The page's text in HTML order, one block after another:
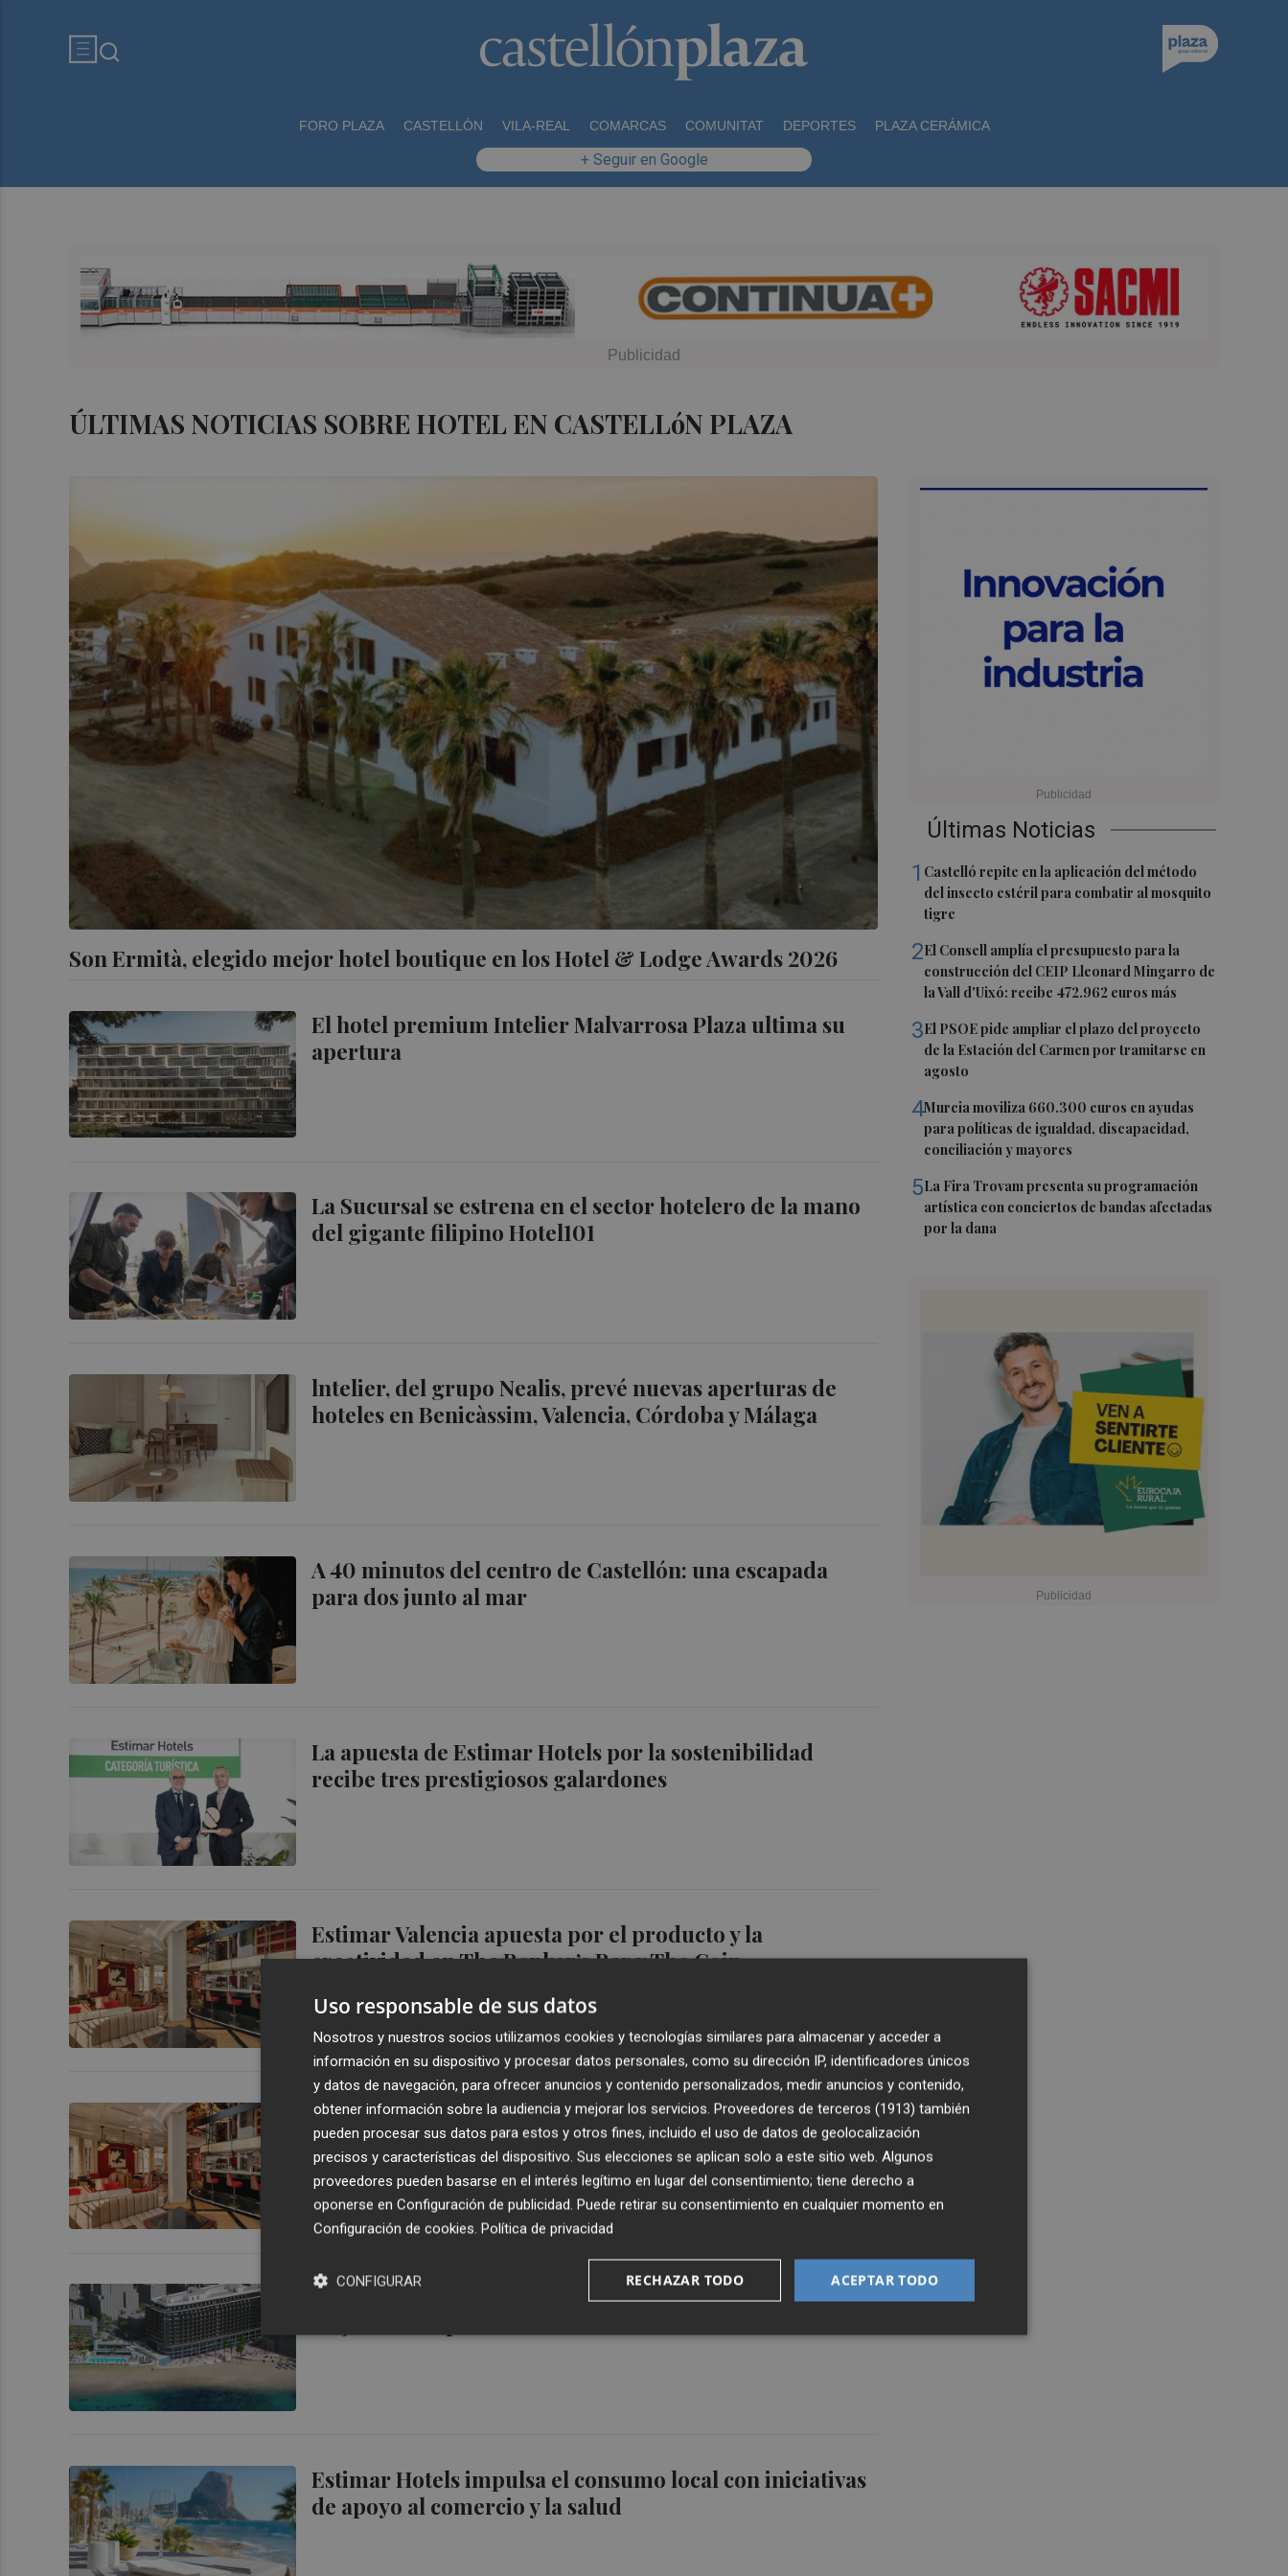
FORO PLAZA CASTELLÓN VILA-REAL COMARCAS COMUNITAT DEPORTES PLAZA CERÁMICA
+ Seguir en Google
ÚLTIMAS NOTICIAS SOBRE HOTEL EN CASTELLóN PLAZA
Son Ermità, elegido mejor hotel boutique en los Hotel & Lodge Awards 2026
El hotel premium Intelier Malvarrosa Plaza ultima su
apertura
La Sucursal se estrena en el sector hotelero de la mano
del gigante filipino Hotel101
lntelier, del grupo Nealis, prevé nuevas aperturas de
hoteles en Benicàssim, Valencia, Córdoba y Málaga
A 40 minutos del centro de Castellón: una escapada
para dos junto al mar
La apuesta de Estimar Hotels por la sostenibilidad
recibe tres prestigiosos galardones
Estimar Valencia apuesta por el producto y la
creatividad en The Banker’s Bar y The Coin
Estimar Valencia, el primer hotel urbano de Estimar
Hotels, abre sus puertas en pleno centro valenciano
Estimar Hotels se alía con 'startups' tecnológicas para
Estimar Hotels impulsa el consumo local con iniciativas
de apoyo al comercio y la salud
Últimas Noticias
1 Castelló repite en la aplicación del método
del insecto estéril para combatir al mosquito
tigre
2El Consell amplía el presupuesto para la
construcción del CEIP Lleonard Mingarro de
la Vall d'Uixó: recibe 472.962 euros más
3El PSOE pide ampliar el plazo del proyecto
de la Estación del Carmen por tramitarse en
agosto
4Murcia moviliza 660.300 euros en ayudas
para políticas de igualdad, discapacidad,
conciliación y mayores
5La Fira Trovam presenta su programación
artística con conciertos de bandas afectadas
por la dana
Uso responsable de sus datos
Nosotros y nuestros socios utilizamos cookies y tecnologías similares para almacenar y acceder a
información en su dispositivo y procesar datos personales, como su dirección IP, identificadores únicos
y datos de navegación, para ofrecer anuncios y contenido personalizados, medir anuncios y contenido,
obtener información sobre la audiencia y mejorar los servicios. Proveedores de terceros (1913) también
pueden procesar sus datos para estos y otros fines, incluido el uso de datos de geolocalización
precisos y características del dispositivo. Sus elecciones se aplican solo a este sitio web. Algunos
proveedores pueden basarse en el interés legítimo en lugar del consentimiento; tiene derecho a
oponerse en Configuración de publicidad. Puede retirar su consentimiento en cualquier momento en
Configuración de cookies. Política de privacidad
ACEPTAR TODO
RECHAZAR TODO
CONFIGURAR